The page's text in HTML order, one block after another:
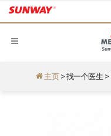
主页 > 找一个医生 >